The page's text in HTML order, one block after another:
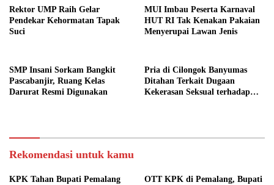
Rektor UMP Raih Gelar
Pendekar Kehormatan Tapak
Suci
MUI Imbau Peserta Karnaval
HUT RI Tak Kenakan Pakaian
Menyerupai Lawan Jenis
SMP Insani Sorkam Bangkit
Pascabanjir, Ruang Kelas
Darurat Resmi Digunakan
Pria di Cilongok Banyumas
Ditahan Terkait Dugaan
Kekerasan Seksual terhadap
Rekomendasi untuk kamu
KPK Tahan Bupati Pemalang
OTT KPK di Pemalang, Bupati